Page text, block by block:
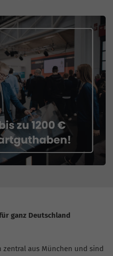
ganz Deutschland
aus München und sind